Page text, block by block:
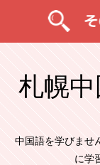
札幌
中国語を学びませ
に学